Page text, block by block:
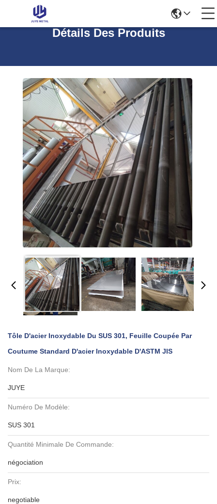
Détails Des Produits
Tôle D'acier Inoxydable Du SUS 301, Feuille Coupée Par
Coutume Standard D'acier Inoxydable D'ASTM JIS
Nom De La Marque:
JUYE
Numéro De Modèle:
SUS 301
Quantité Minimale De Commande:
négociation
Prix:
negotiable